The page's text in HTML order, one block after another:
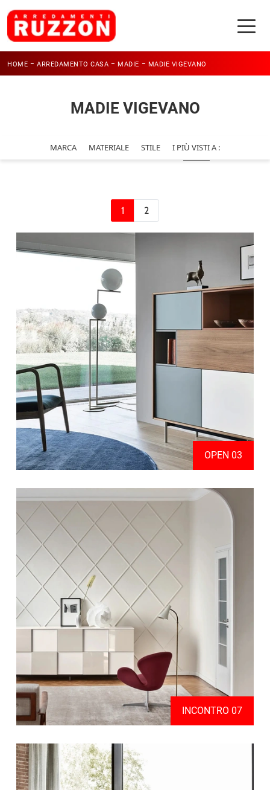
HOME - ARREDAMENTO CASA - MADIE - MADIE VIGEVANO
MADIE VIGEVANO
MARCA MATERIALE STILE I PIÙ VISTI A :
1 2
OPEN 03
INCONTRO 07